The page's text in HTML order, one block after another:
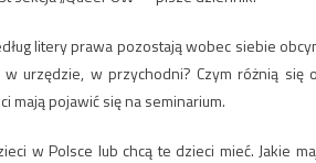
litery prawa pozostają wobec siebie
urzędzie, w przychodni? Czym różnią się
mają pojawić się na seminarium.
w Polsce lub chcą te dzieci mieć. Jakie